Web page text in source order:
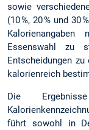
sowie
(10 %, 20 % und
Essenswahl zu
Entscheidungen
kalorienreich
Die
führt sowohl in